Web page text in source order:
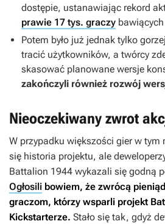
dostępie, ustanawiając rekord
prawie 17 tys. graczy
Potem było już jednak tylko
tracić użytkowników, a twórcy
skasować planowane wersje
zakończyli również rozwój
Nieoczekiwany zwrot
W przypadku większości gier w tym
się historia projektu, ale
Battalion 1944 wykazali się godną
Ogłosili bowiem, że zwrócą
graczom, którzy wsparli projekt
Kickstarterze. Stało się tak, gdyż